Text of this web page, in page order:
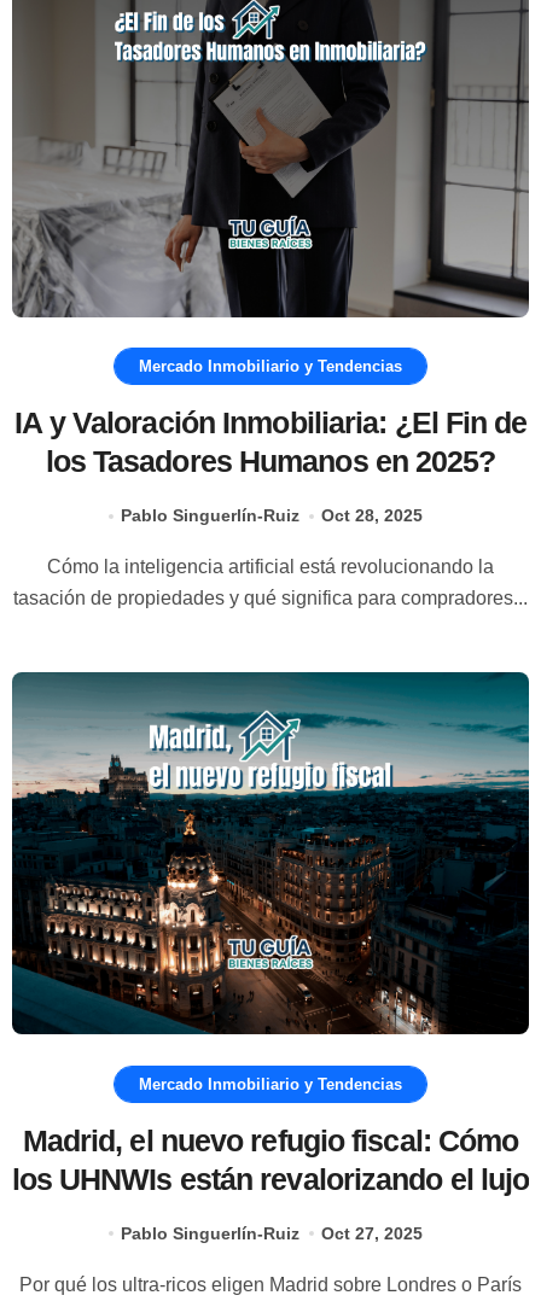
Mercado Inmobiliario y Tendencias
IA y Valoración Inmobiliaria: ¿El Fin de
los Tasadores Humanos en 2025?
Pablo Singuerlín-Ruiz Oct 28, 2025
Cómo la inteligencia artificial está revolucionando la
tasación de propiedades y qué significa para compradores...
Mercado Inmobiliario y Tendencias
Madrid, el nuevo refugio fiscal: Cómo
los UHNWIs están revalorizando el lujo
Pablo Singuerlín-Ruiz Oct 27, 2025
Por qué los ultra-ricos eligen Madrid sobre Londres o París